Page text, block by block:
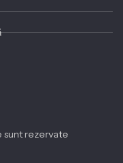
sunt rezervate